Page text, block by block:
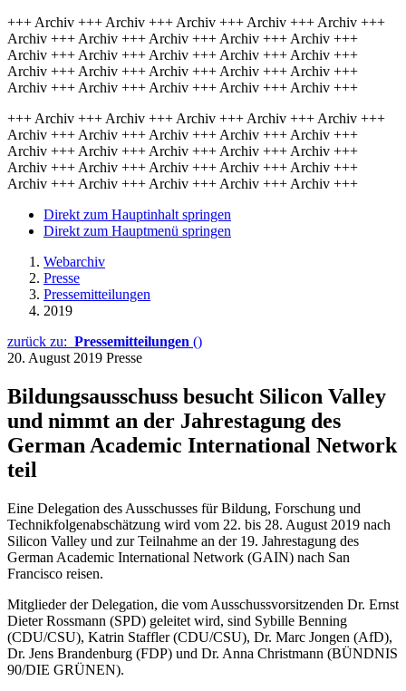
+++ Archiv +++ Archiv +++ Archiv +++ Archiv +++ Archiv +++
Archiv +++ Archiv +++ Archiv +++ Archiv +++ Archiv +++
Archiv +++ Archiv +++ Archiv +++ Archiv +++ Archiv +++
Archiv +++ Archiv +++ Archiv +++ Archiv +++ Archiv +++
Archiv +++ Archiv +++ Archiv +++ Archiv +++ Archiv +++
+++ Archiv +++ Archiv +++ Archiv +++ Archiv +++ Archiv +++
Archiv +++ Archiv +++ Archiv +++ Archiv +++ Archiv +++
Archiv +++ Archiv +++ Archiv +++ Archiv +++ Archiv +++
Archiv +++ Archiv +++ Archiv +++ Archiv +++ Archiv +++
Archiv +++ Archiv +++ Archiv +++ Archiv +++ Archiv +++
Direkt zum Hauptinhalt springen
Direkt zum Hauptmenü springen
Webarchiv
Presse
Pressemitteilungen
2019
zurück zu: Pressemitteilungen ()
20. August 2019 Presse
Bildungsausschuss besucht Silicon Valley
und nimmt an der Jahrestagung des
German Academic International Network
teil
Eine Delegation des Ausschusses für Bildung, Forschung und
Technikfolgenabschätzung wird vom 22. bis 28. August 2019 nach
Silicon Valley und zur Teilnahme an der 19. Jahrestagung des
German Academic International Network (GAIN) nach San
Francisco reisen.
Mitglieder der Delegation, die vom Ausschussvorsitzenden Dr. Ernst
Dieter Rossmann (SPD) geleitet wird, sind Sybille Benning
(CDU/CSU), Katrin Staffler (CDU/CSU), Dr. Marc Jongen (AfD),
Dr. Jens Brandenburg (FDP) und Dr. Anna Christmann (BÜNDNIS
90/DIE GRÜNEN).